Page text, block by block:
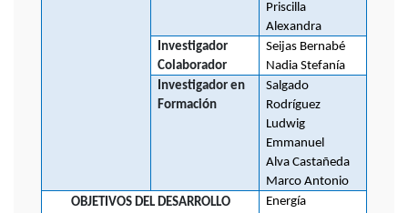
Priscilla
Alexandra
Investigador
Colaborador
Seijas Bernabé
Nadia Stefanía
Investigador en
Formación
Salgado
Rodríguez
Ludwig
Emmanuel
Alva Castañeda
Marco Antonio
OBJETIVOS DEL DESARROLLO
Energía